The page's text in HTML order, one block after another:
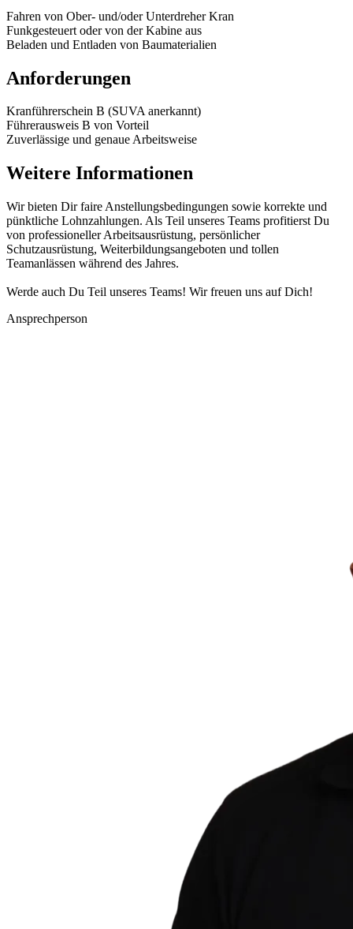
Fahren von Ober- und/oder Unterdreher Kran
Funkgesteuert oder von der Kabine aus
Beladen und Entladen von Baumaterialien
Anforderungen
Kranführerschein B (SUVA anerkannt)
Führerausweis B von Vorteil
Zuverlässige und genaue Arbeitsweise
Weitere Informationen
Wir bieten Dir faire Anstellungsbedingungen sowie korrekte und
pünktliche Lohnzahlungen. Als Teil unseres Teams profitierst Du
von professioneller Arbeitsausrüstung, persönlicher
Schutzausrüstung, Weiterbildungsangeboten und tollen
Teamanlässen während des Jahres.
Werde auch Du Teil unseres Teams! Wir freuen uns auf Dich!
Ansprechperson